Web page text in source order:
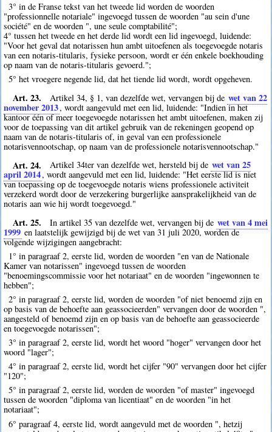
3° in de Franse tekst van het tweede lid worden de woorden
"professionnelle notariale" ingevoegd tussen de woorden "au sein d'une
société" en de woorden ", une seule comptabilité";
4° tussen het tweede en het derde lid wordt een lid ingevoegd, luidende:
"Voor het geval dat notarissen hun ambt uitoefenen als toegevoegde notaris
van een notaris-titularis, fysieke persoon, wordt er één enkele boekhouding
op naam van de notaris-titularis gevoerd.";
5° het vroegere negende lid, dat het tiende lid wordt, wordt opgeheven.
Art. 23. Artikel 34, § 1, van dezelfde wet, vervangen bij de wet van 22
november 2013, wordt aangevuld met een lid, luidende: "Indien in het
kantoor één of meer toegevoegde notarissen het ambt uitoefenen, maken zij
voor de toepassing van dit artikel gebruik van de rekeningen geopend op
naam van de notaris-titularis of, in geval van een professionele
notarisvennootschap, op naam van de professionele notarisvennootschap."
Art. 24. Artikel 34ter van dezelfde wet, hersteld bij de wet van 25
april 2014, wordt aangevuld met een lid, luidende: "Het eerste lid is niet
van toepassing op de toegevoegde notaris wiens professionele activiteit
verzekerd wordt door de verzekering burgerlijke aansprakelijkheid van de
notaris aan wie hij wordt toegevoegd."
Art. 25. In artikel 35 van dezelfde wet, vervangen bij de wet van 4 mei
1999 en laatstelijk gewijzigd bij de wet van 31 juli 2020, worden de
volgende wijzigingen aangebracht:
1° in paragraaf 2, eerste lid, worden de woorden "en van de Nationale
Kamer van notarissen" ingevoegd tussen de woorden
"benoemingscommissie voor het notariaat" en de woorden "ingewonnen te
hebben";
2° in paragraaf 2, eerste lid, worden de woorden "of niet benoemd zijn en
op basis van de behoefte aan geassocieerden" vervangen door de woorden ",
aangesteld of benoemd zijn en op basis van de behoefte aan geassocieerde
en toegevoegde notarissen";
3° in paragraaf 2, eerste lid, wordt het woord "hoger" vervangen door het
woord "lager";
4° in paragraaf 2, eerste lid, wordt het cijfer "90" vervangen door het cijfer
"120";
5° in paragraaf 2, eerste lid, worden de woorden "of master" ingevoegd
tussen de woorden "diploma van licentiaat" en de woorden "in het
notariaat";
6° paragraaf 4, eerste lid, wordt aangevuld met de woorden ", hetzij